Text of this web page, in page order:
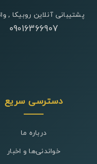
پشتیبانی آنلاین روبیکا ,
09016366907
دسترسی سریع
درباره ما
خواندنی‌ها و اخبار